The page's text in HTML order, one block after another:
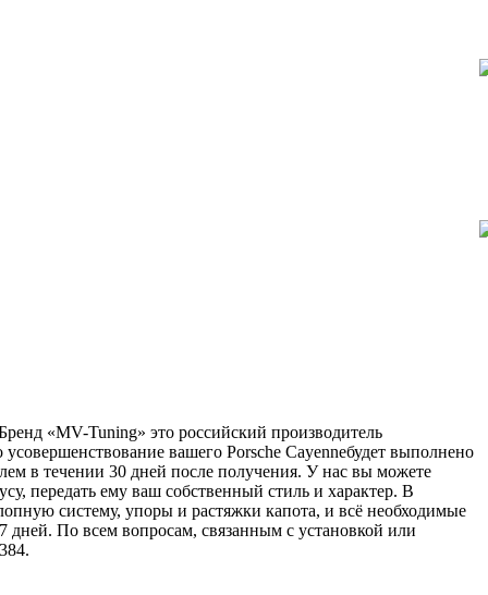
«MV-Tuning» это российский производитель
вашего Porsche Cayenneбудет выполнено
в течении 30 дней после получения. У нас вы можете
передать ему ваш собственный стиль и характер. В
систему, упоры и растяжки капота, и всё необходимые
По всем вопросам, связанным с установкой или